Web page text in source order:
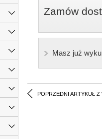
Zamów
Masz już
POPRZEDNI ARTYKUŁ Z